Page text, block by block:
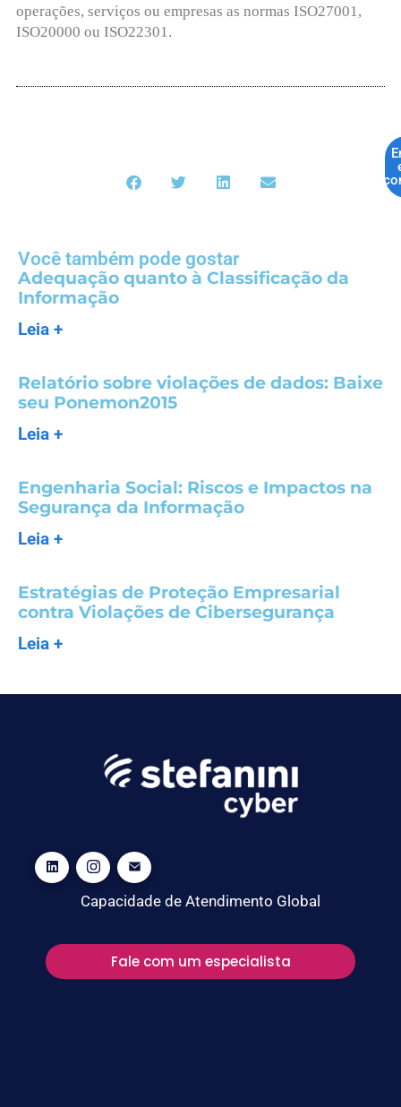
operações, serviços ou empresas as normas ISO27001,
ISO20000 ou ISO22301.
Você também pode gostar
Adequação quanto à Classificação da
Informação
Leia +
Relatório sobre violações de dados: Baixe
seu Ponemon2015
Leia +
Engenharia Social: Riscos e Impactos na
Segurança da Informação
Leia +
Estratégias de Proteção Empresarial
contra Violações de Cibersegurança
Leia +
Capacidade de Atendimento Global
Fale com um especialista